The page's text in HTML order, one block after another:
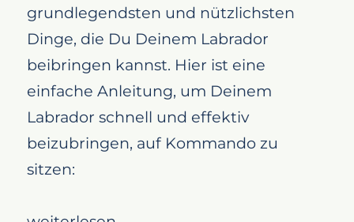
grundlegendsten und nützlichsten
Dinge, die Du Deinem Labrador
beibringen kannst. Hier ist eine
einfache Anleitung, um Deinem
Labrador schnell und effektiv
beizubringen, auf Kommando zu
sitzen: